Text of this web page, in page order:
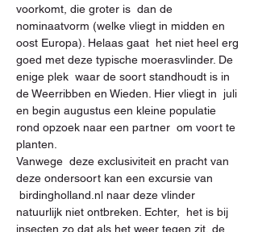
voorkomt, die groter is  dan de
nominaatvorm (welke vliegt in midden en
oost Europa). Helaas gaat  het niet heel erg
goed met deze typische moerasvlinder. De
enige plek  waar de soort standhoudt is in
de Weerribben en Wieden. Hier vliegt in  juli
en begin augustus een kleine populatie
rond opzoek naar een partner  om voort te
planten.
Vanwege  deze exclusiviteit en pracht van
deze ondersoort kan een excursie van
birdingholland.nl naar deze vlinder
natuurlijk niet ontbreken. Echter,  het is bij
insecten zo dat als het weer tegen zit, de